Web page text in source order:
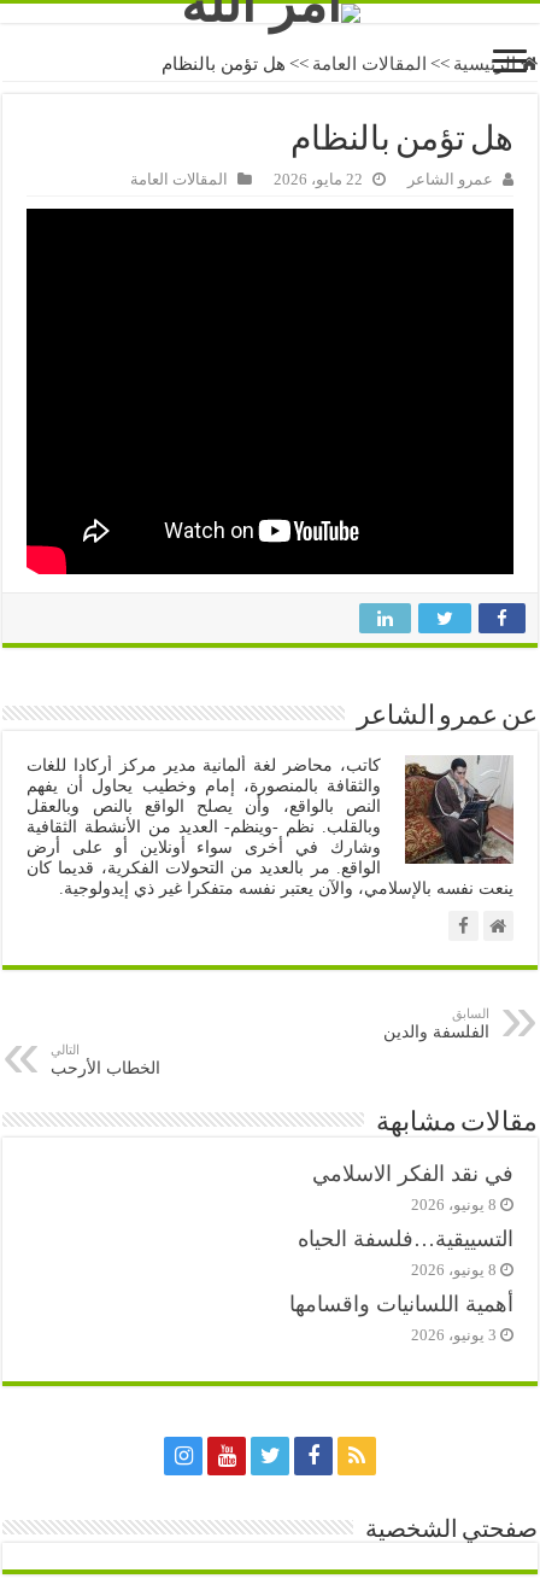
الرئيسية >> المقالات العامة >> هل تؤمن بالنظام
هل تؤمن بالنظام
عمرو الشاعر 22 مايو، 2026 المقالات العامة
عن عمرو الشاعر
كاتب، محاضر لغة ألمانية مدير مركز أركادا للغات
والثقافة بالمنصورة، إمام وخطيب يحاول أن يفهم
النص بالواقع، وأن يصلح الواقع بالنص وبالعقل
وبالقلب. نظم -وينظم- العديد من الأنشطة الثقافية
وشارك في أخرى سواء أونلاين أو على أرض
الواقع. مر بالعديد من التحولات الفكرية، قديما كان
ينعت نفسه بالإسلامي، والآن يعتبر نفسه متفكرا غير ذي إيدولوجية.
السابق
الفلسفة والدين
التالي
الخطاب الأرحب
مقالات مشابهة
في نقد الفكر الاسلامي
8 يونيو، 2026
التسييقية…فلسفة الحياه
8 يونيو، 2026
أهمية اللسانيات واقسامها
3 يونيو، 2026
صفحتي الشخصية